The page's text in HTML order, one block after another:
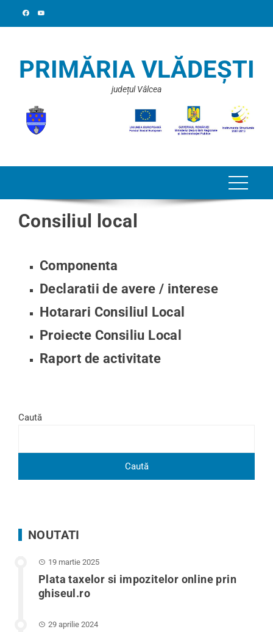
PRIMĂRIA VLĂDEȘTI
județul Vâlcea
Consiliul local
Componenta
Declaratii de avere / interese
Hotarari Consiliul Local
Proiecte Consiliu Local
Raport de activitate
Caută
Caută
NOUTATI
19 martie 2025
Plata taxelor si impozitelor online prin
ghiseul.ro
29 aprilie 2024